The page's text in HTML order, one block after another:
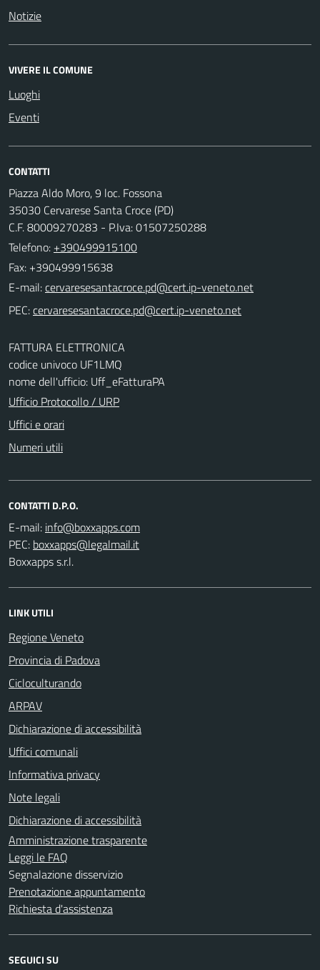
Notizie
VIVERE IL COMUNE
Luoghi
Eventi
CONTATTI
Piazza Aldo Moro, 9 loc. Fossona
35030 Cervarese Santa Croce (PD)
C.F. 80009270283 - P.Iva: 01507250288
Telefono: +390499915100
Fax: +390499915638
E-mail:
PEC:
FATTURA ELETTRONICA
codice univoco UF1LMQ
nome dell'ufficio: Uff_eFatturaPA
Ufficio Protocollo / URP
Uffici e orari
Numeri utili
CONTATTI D.P.O.
E-mail:
PEC:
Boxxapps s.r.l.
LINK UTILI
Regione Veneto
Provincia di Padova
Cicloculturando
ARPAV
Dichiarazione di accessibilità
Uffici comunali
Informativa privacy
Note legali
Dichiarazione di accessibilità
Amministrazione trasparente
Leggi le FAQ
Segnalazione disservizio
Prenotazione appuntamento
Richiesta d'assistenza
SEGUICI SU